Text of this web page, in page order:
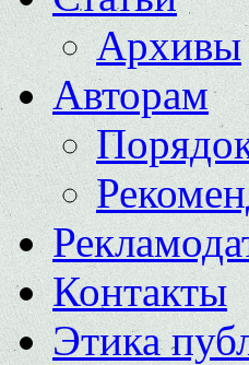
Архивы
Авторам
Контакты
Этика